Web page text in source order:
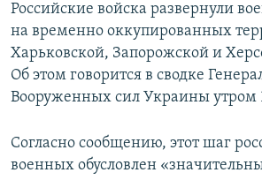
Российские войска развернули
на временно оккупированных
Харьковской, Запорожской и
Об этом говорится в сводке
Вооруженных сил Украины утром
Согласно сообщению, этот шаг
военных обусловлен